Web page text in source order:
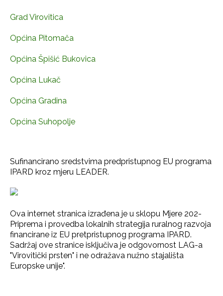
Grad Virovitica
Općina Pitomača
Općina Špišić Bukovica
Općina Lukač
Općina Gradina
Općina Suhopolje
Sufinancirano sredstvima predpristupnog EU programa
IPARD kroz mjeru LEADER.
Ova internet stranica izrađena je u sklopu Mjere 202-
Priprema i provedba lokalnih strategija ruralnog razvoja
financirane iz EU pretpristupnog programa IPARD.
Sadržaj ove stranice isključiva je odgovornost LAG-a
"Virovitički prsten" i ne odražava nužno stajališta
Europske unije".